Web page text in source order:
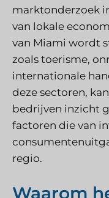
marktonderzoek
van lokale
van Miami wordt
zoals toerisme,
internationale
deze sectoren,
bedrijven inzicht
factoren die van
regio.
Waarom